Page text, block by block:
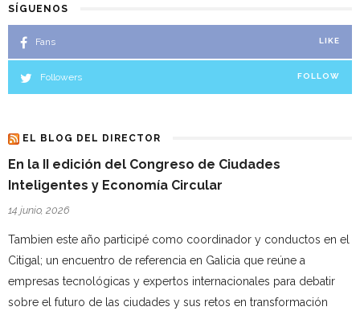
SÍGUENOS
Fans LIKE
Followers FOLLOW
EL BLOG DEL DIRECTOR
En la II edición del Congreso de Ciudades
Inteligentes y Economía Circular
14 junio, 2026
Tambien este año participé como coordinador y conductos en el
Citigal; un encuentro de referencia en Galicia que reúne a
empresas tecnológicas y expertos internacionales para debatir
sobre el futuro de las ciudades y sus retos en transformación